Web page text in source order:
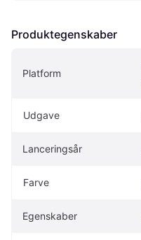
Produktegenskaber
Platform
Udgave
Lanceringsår
Farve
Egenskaber